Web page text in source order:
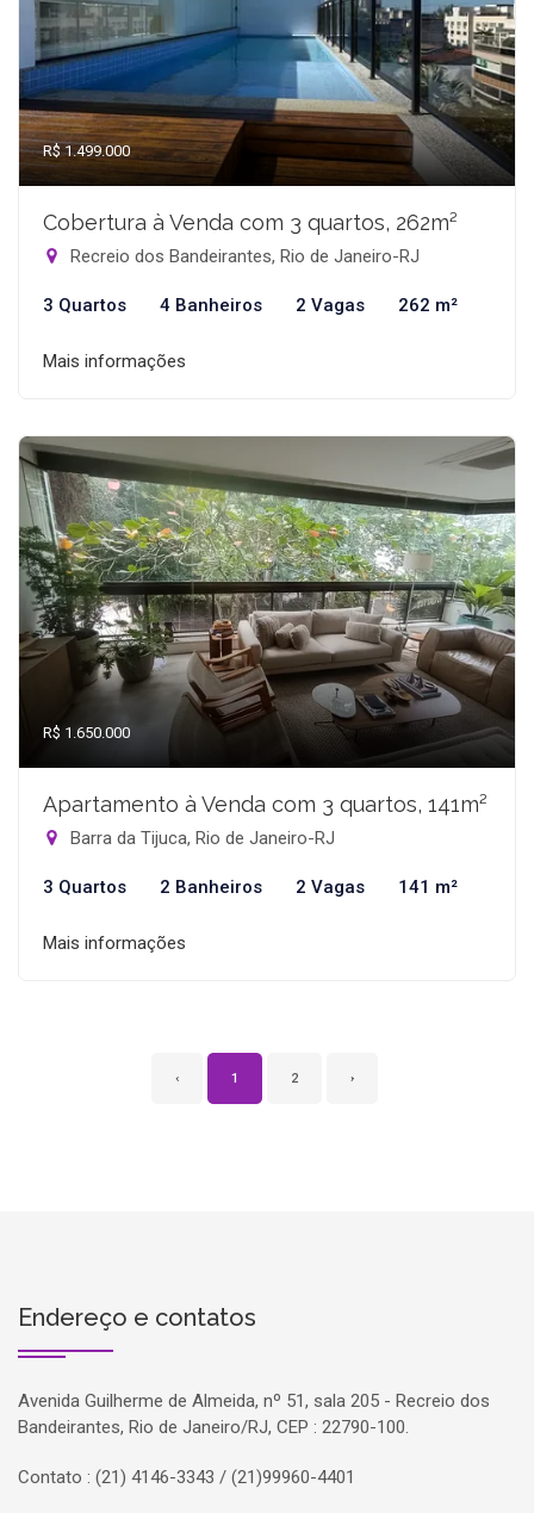
R$ 1.499.000
Cobertura à Venda com 3 quartos, 262m²
Recreio dos Bandeirantes, Rio de Janeiro-RJ
3 Quartos 4 Banheiros 2 Vagas 262 m²
Mais informações
R$ 1.650.000
Apartamento à Venda com 3 quartos, 141m²
Barra da Tijuca, Rio de Janeiro-RJ
3 Quartos 2 Banheiros 2 Vagas 141 m²
Mais informações
‹ 1 2 ›
Endereço e contatos
Avenida Guilherme de Almeida, nº 51, sala 205 - Recreio dos
Bandeirantes, Rio de Janeiro/RJ, CEP : 22790-100.
Contato : (21) 4146-3343 / (21)99960-4401